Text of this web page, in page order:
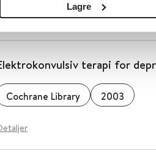
Lagre
Detaljer
terapi for
Cochrane Library 2003